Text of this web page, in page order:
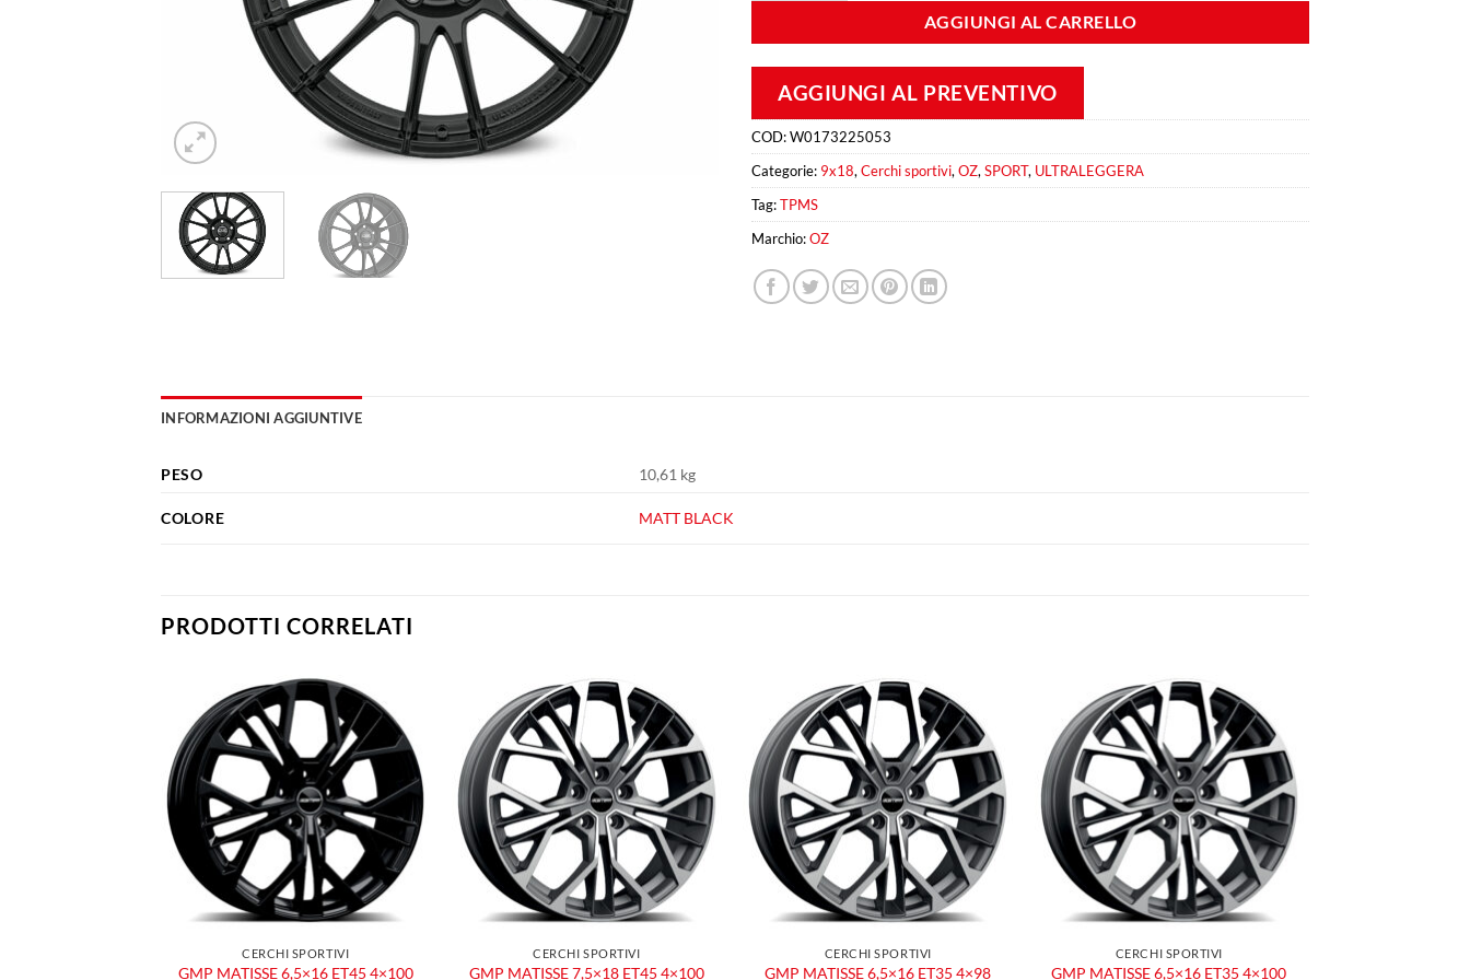
AGGIUNGI AL CARRELLO
AGGIUNGI AL PREVENTIVO
COD:W0173225053
Categorie: 9x18, Cerchi sportivi, OZ, SPORT, ULTRALEGGERA
Tag:TPMS
Marchio:OZ
INFORMAZIONI AGGIUNTIVE
PESO 10,61 kg
COLORE MATT BLACK
PRODOTTI CORRELATI
Aggiungi
alla lista
dei
desideri
CERCHI SPORTIVI
GMP MATISSE 6,5×16 ET45 4×100
Aggiungi
alla lista
dei
desideri
CERCHI SPORTIVI
GMP MATISSE 7,5×18 ET45 4×100
Aggiungi
alla lista
dei
desideri
CERCHI SPORTIVI
GMP MATISSE 6,5×16 ET35 4×98
Aggiungi
alla lista
dei
desideri
CERCHI SPORTIVI
GMP MATISSE 6,5×16 ET35 4×100